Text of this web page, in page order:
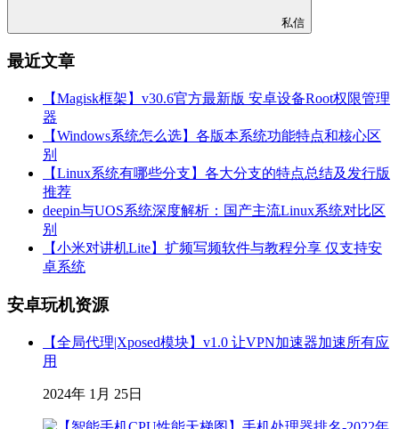
私信
最近文章
【Magisk框架】v30.6官方最新版 安卓设备Root权限管理
器
【Windows系统怎么选】各版本系统功能特点和核心区
别
【Linux系统有哪些分支】各大分支的特点总结及发行版
推荐
deepin与UOS系统深度解析：国产主流Linux系统对比区
别
【小米对讲机Lite】扩频写频软件与教程分享 仅支持安
卓系统
安卓玩机资源
【全局代理|Xposed模块】v1.0 让VPN加速器加速所有应
用
2024年 1月 25日